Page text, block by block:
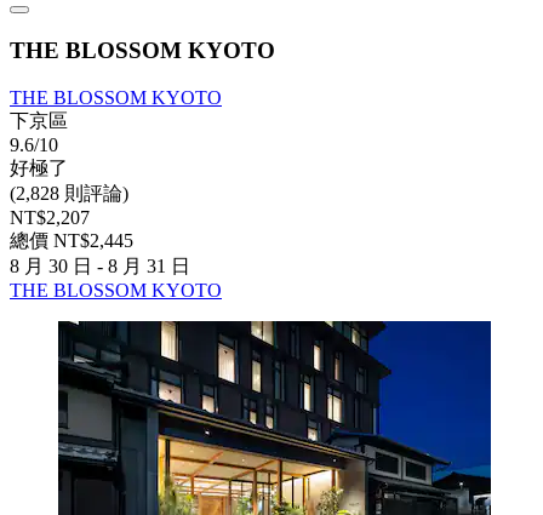
THE BLOSSOM KYOTO
THE BLOSSOM KYOTO
下京區
9.6/10
好極了
(2,828 則評論)
NT$2,207
總價 NT$2,445
8 月 30 日 - 8 月 31 日
THE BLOSSOM KYOTO